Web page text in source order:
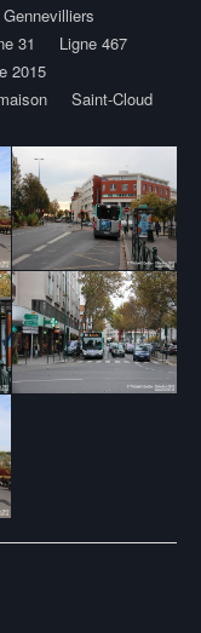
Gennevilliers
31
Ligne 467
2015
Saint-Cloud